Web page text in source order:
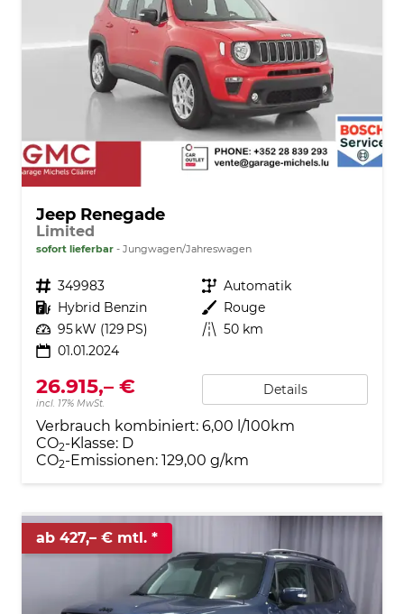
Jeep Renegade
Limited
sofort lieferbar Jungwagen/Jahreswagen
Fahrzeugnr. 349983 Getriebe Automatik
Kraftstoff Hybrid Benzin Außenfarbe Rouge
Leistung 95 kW (129 PS) Kilometerstand 50 km
01.01.2024
26.915,– €
incl. 17% MwSt.
Details
Verbrauch kombiniert: 6,00 l/100km
CO2-Klasse: D
CO2-Emissionen: 129,00 g/km
ab 427,– € mtl.